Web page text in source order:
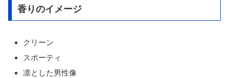
香りのイメージ
クリーン
スポーティ
凛とした男性像